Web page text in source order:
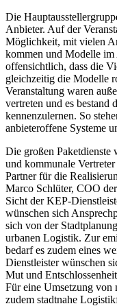
Die
Anbieter. Auf der
Möglichkeit, mit vielen
kommen und Modelle im
offensichtlich, dass die
gleichzeitig die Modelle
Veranstaltung waren
vertreten und es bestand
kennenzulernen. So
anbieteroffene Systeme
Die großen Paketdienste
und kommunale
Partner für die
Marco Schlüter, COO
Sicht der KEP-
wünschen sich
sich von der
urbanen Logistik. Zur
bedarf es zudem eines
Dienstleister wünschen
Mut und
Für eine Umsetzung von
zudem stadtnahe